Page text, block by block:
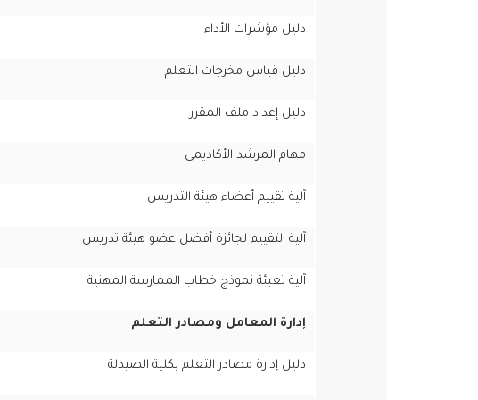
دليل مؤشرات الأداء
دليل قياس مخرجات التعلم
دليل إعداد ملف المقرر
مهام المرشد الأكاديمي
آلية تقييم أعضاء هيئة التدريس
آلية التقييم لجائزة أفضل عضو هيئة تدريس
آلية تعبئة نموذج خطاب الممارسة المهنية
إدارة المعامل ومصادر التعلم
دليل إدارة مصادر التعلم بكلية الصيدلة